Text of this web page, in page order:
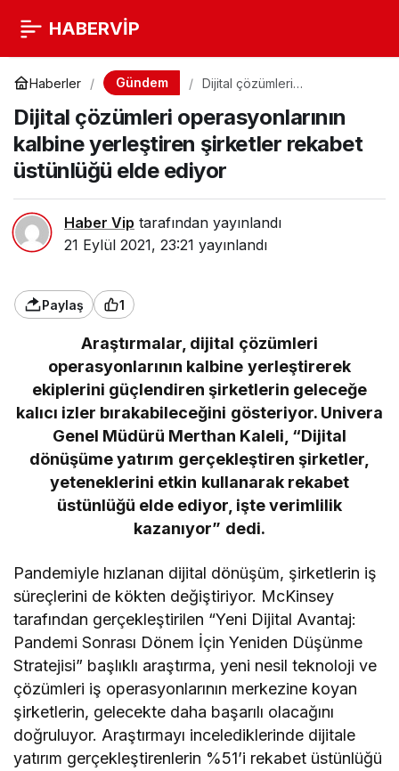
HABERVİP
Haberler Gündem
Dijital çözümleri
yerleştiren şirketler rekabet
üstünlüğü elde ediyor
Dijital çözümleri operasyonlarının
kalbine yerleştiren şirketler rekabet
üstünlüğü elde ediyor
Haber Vip tarafından yayınlandı
21 Eylül 2021, 23:21 yayınlandı
Paylaş 1
Araştırmalar, dijital çözümleri
operasyonlarının kalbine yerleştirerek
ekiplerini güçlendiren şirketlerin geleceğe
kalıcı izler bırakabileceğini gösteriyor. Univera
Genel Müdürü Merthan Kaleli, “Dijital
dönüşüme yatırım gerçekleştiren şirketler,
yeteneklerini etkin kullanarak rekabet
üstünlüğü elde ediyor, işte verimlilik
kazanıyor” dedi.
Pandemiyle hızlanan dijital dönüşüm, şirketlerin iş
süreçlerini de kökten değiştiriyor. McKinsey
tarafından gerçekleştirilen “Yeni Dijital Avantaj:
Pandemi Sonrası Dönem İçin Yeniden Düşünme
Stratejisi” başlıklı araştırma, yeni nesil teknoloji ve
çözümleri iş operasyonlarının merkezine koyan
şirketlerin, gelecekte daha başarılı olacağını
doğruluyor. Araştırmayı incelediklerinde dijitale
yatırım gerçekleştirenlerin %51’i rekabet üstünlüğü